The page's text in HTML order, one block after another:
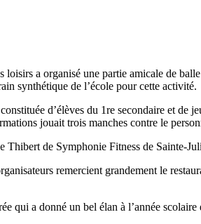
a organisé une partie amicale de
synthétique de l’école pour cette activité.
d’élèves du 1re secondaire et de
jouait trois manches contre le
Thibert de Symphonie Fitness de Sainte-
remercient grandement le
qui a donné un bel élan à l’année